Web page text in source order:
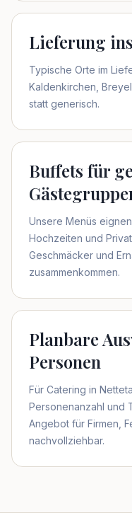
Lieferung
Typische Orte im
Kaldenkirchen,
statt generisch.
Buffets für
Unsere Menüs
Hochzeiten und
Geschmäcker und
zusammenkommen.
Planbare
Personen
Für Catering in
Personenanzahl und
Angebot für Firmen,
nachvollziehbar.